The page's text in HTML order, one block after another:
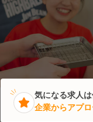
気になる求人は
企業からアプ